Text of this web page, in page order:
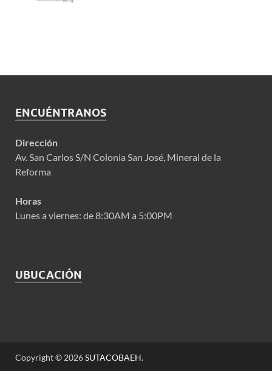
ENCUÉNTRANOS
Dirección
Av. San Carlos S/N Colonia San José, Mineral de la
Reforma
Horas
Lunes a viernes: de 8:30AM a 5:00PM
UBUCACIÓN
Copyright © 2026SUTACOBAEH.